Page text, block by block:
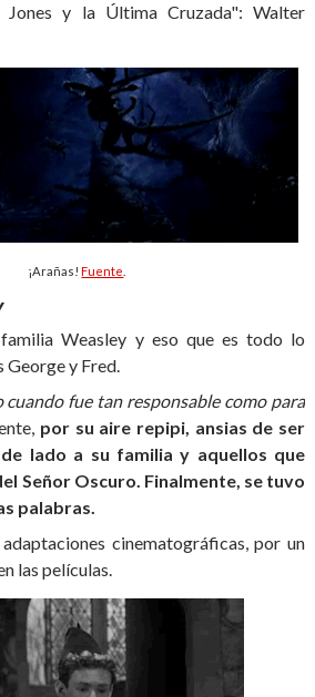
Jones y la Última Cruzada": Walter
¡Arañas!Fuente
Weasley y eso que es todo lo
George y Fred.
cuando fue tan responsable como para
por su aire repipi, ansias de ser
lado a su familia y aquellos que
Señor Oscuro. Finalmente, se tuvo
palabras.
cinematográficas, por un
las películas.